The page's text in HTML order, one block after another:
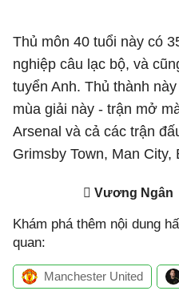
Thủ môn 40 tuổi này có
nghiệp câu lạc bộ, và
tuyển Anh. Thủ thành
mùa giải này - trận mở
Arsenal và cả các trận
Grimsby Town, Man City,
Vương Ngân
Khám phá thêm nội dung
quan:
Manchester United